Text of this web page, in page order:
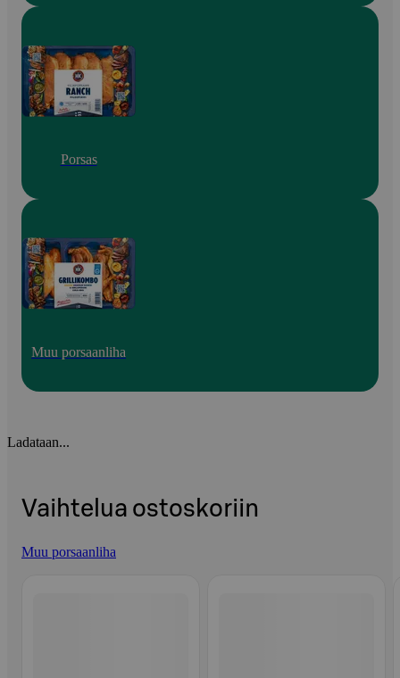
Porsas
Muu porsaanliha
Ladataan...
Vaihtelua ostoskoriin
Muu porsaanliha